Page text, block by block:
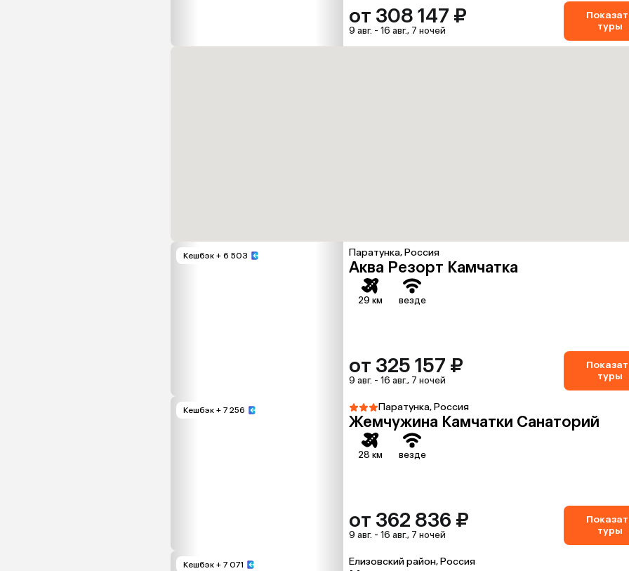
от 308 147 ₽
9 авг. - 16 авг., 7 ночей
туры
Кешбэк + 6 503 Паратунка, Россия
Аква Резорт Камчатка
29 км везде
от 325 157 ₽
9 авг. - 16 авг., 7 ночей
туры
Кешбэк + 7 256 Паратунка, Россия
Жемчужина Камчатки Санаторий
28 км везде
от 362 836 ₽
9 авг. - 16 авг., 7 ночей
туры
Кешбэк + 7 071 Елизовский район, Россия